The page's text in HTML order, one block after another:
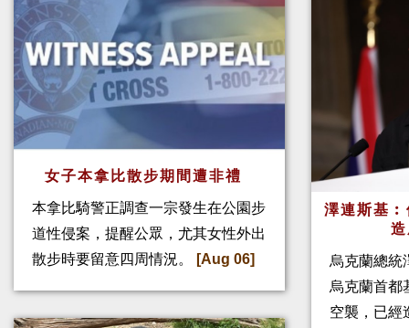
女子本拿比散步期間遭非禮
本拿比騎警正調查一宗發生在公園步
道性侵案，提醒公眾，尤其女性外出
散步時要留意四周情況。
[Aug 06]
澤連斯基
烏克蘭總統
烏克蘭首都
空襲，已經